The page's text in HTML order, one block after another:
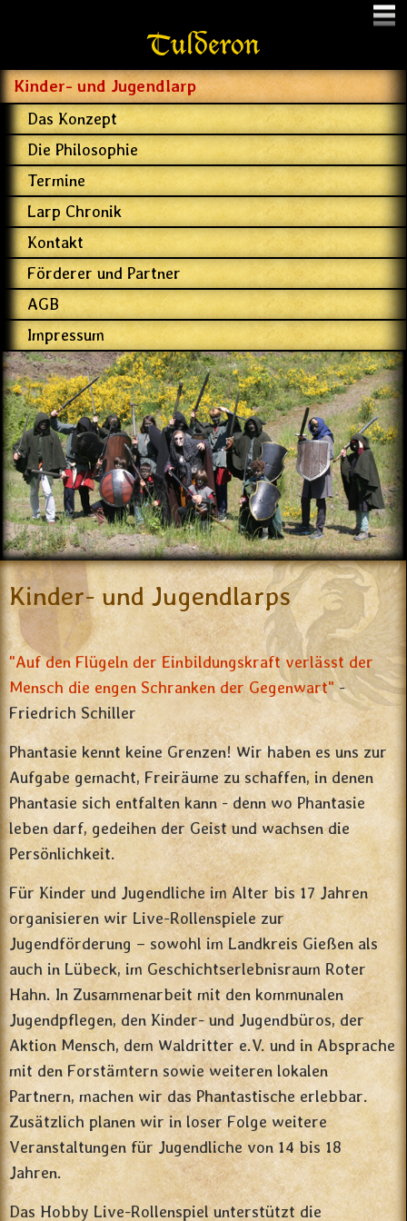
Tulderon
Kinder- und Jugendlarp
Das Konzept
Die Philosophie
Termine
Larp Chronik
Kontakt
Förderer und Partner
AGB
Impressum
Kinder- und Jugendlarps
"Auf den Flügeln der Einbildungskraft verlässt der
Mensch die engen Schranken der Gegenwart"-
Friedrich Schiller
Phantasie kennt keine Grenzen! Wir haben es uns zur
Aufgabe gemacht, Freiräume zu schaffen, in denen
Phantasie sich entfalten kann - denn wo Phantasie
leben darf, gedeihen der Geist und wachsen die
Persönlichkeit.
Für Kinder und Jugendliche im Alter bis 17 Jahren
organisieren wir Live-Rollenspiele zur
Jugendförderung – sowohl im Landkreis Gießen als
auch in Lübeck, im Geschichtserlebnisraum Roter
Hahn. In Zusammenarbeit mit den kommunalen
Jugendpflegen, den Kinder- und Jugendbüros, der
Aktion Mensch, dem Waldritter e.V. und in Absprache
mit den Forstämtern sowie weiteren lokalen
Partnern, machen wir das Phantastische erlebbar.
Zusätzlich planen wir in loser Folge weitere
Veranstaltungen für Jugendliche von 14 bis 18
Jahren.
Das Hobby Live-Rollenspiel unterstützt die